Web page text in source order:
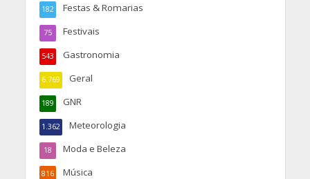
Festas & Romarias
182
Festivais
75
Gastronomia
543
Geral
6.769
GNR
189
Meteorologia
1.362
Moda e Beleza
18
Música
816